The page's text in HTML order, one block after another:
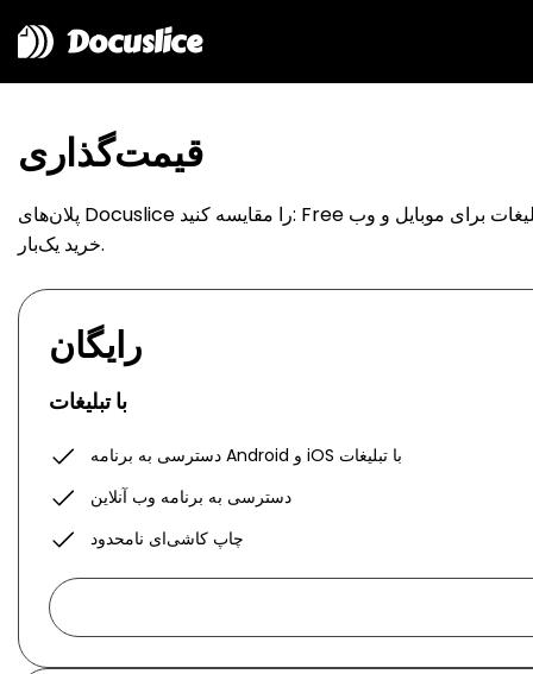
Docuslice
قیمت‌گذاری
پلان‌های Docuslice را مقایسه کنید: Free با تبلیغات برای موبایل و وب، Pro برای دسترسی بدون تبلیغ در Android و iOS، یا Pro+ برای تمام پلتفرم‌ها شامل Mac و Windows.
خرید یک‌بار.
رایگان
با تبلیغات
دسترسی به برنامه Android و iOS با تبلیغات
دسترسی به برنامه وب آنلاین
چاپ کاشی‌ای نامحدود